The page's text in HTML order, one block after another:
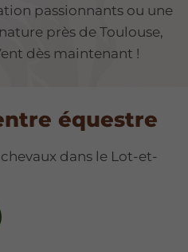
passionnants ou une
près de Toulouse,
dès maintenant !
équestre
dans le Lot-et-